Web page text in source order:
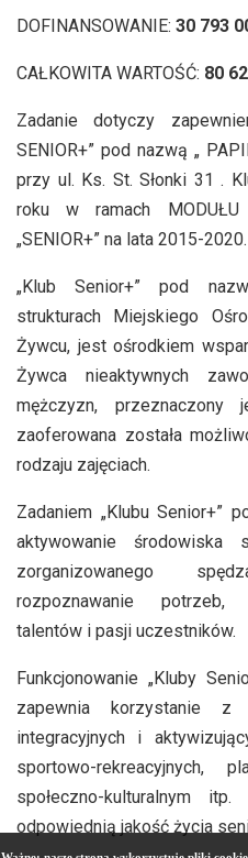
DOFINANSOWANIE: 30 793
CAŁKOWITA WARTOŚĆ: 80
Zadanie dotyczy
SENIOR+” pod nazwą „
przy ul. Ks. St. Słonki 31 .
roku w ramach
„SENIOR+” na lata 2015-2020.
„Klub Senior+” pod
strukturach Miejskiego
Żywcu, jest ośrodkiem
Żywca nieaktywnych
mężczyzn,
zaoferowana została
rodzaju zajęciach.
Zadaniem „Klubu Senior+”
aktywowanie
zorganizowanego
rozpoznawanie potrzeb,
talentów i pasji uczestników.
Funkcjonowanie „Kluby
zapewnia korzystanie z
integracyjnych i
sportowo-rekreacyjnych,
społeczno-kulturalnym
odpowiednią jakość życia